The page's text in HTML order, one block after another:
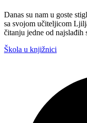
Danas su nam u goste
sa svojom učiteljicom
čitanju jedne od najslađih
Škola u knjižnici